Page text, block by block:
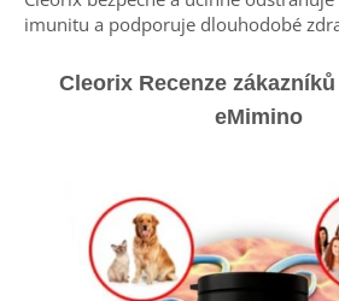
imunitu a podporuje dlouhodobé
Cleorix Recenze
eMimino